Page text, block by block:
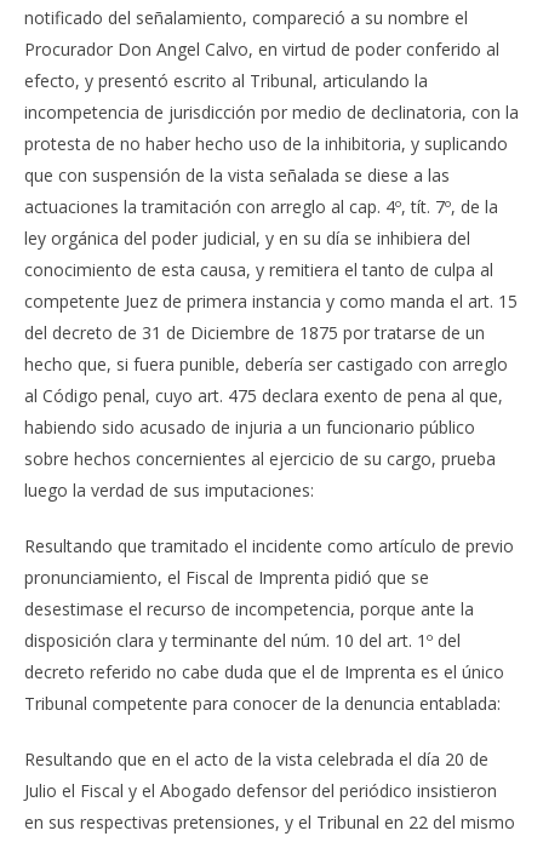
notificado del señalamiento, compareció a su nombre el
Procurador Don Angel Calvo, en virtud de poder conferido al
efecto, y presentó escrito al Tribunal, articulando la
incompetencia de jurisdicción por medio de declinatoria, con la
protesta de no haber hecho uso de la inhibitoria, y suplicando
que con suspensión de la vista señalada se diese a las
actuaciones la tramitación con arreglo al cap. 4º, tít. 7º, de la
ley orgánica del poder judicial, y en su día se inhibiera del
conocimiento de esta causa, y remitiera el tanto de culpa al
competente Juez de primera instancia y como manda el art. 15
del decreto de 31 de Diciembre de 1875 por tratarse de un
hecho que, si fuera punible, debería ser castigado con arreglo
al Código penal, cuyo art. 475 declara exento de pena al que,
habiendo sido acusado de injuria a un funcionario público
sobre hechos concernientes al ejercicio de su cargo, prueba
luego la verdad de sus imputaciones:
Resultando que tramitado el incidente como artículo de previo
pronunciamiento, el Fiscal de Imprenta pidió que se
desestimase el recurso de incompetencia, porque ante la
disposición clara y terminante del núm. 10 del art. 1º del
decreto referido no cabe duda que el de Imprenta es el único
Tribunal competente para conocer de la denuncia entablada:
Resultando que en el acto de la vista celebrada el día 20 de
Julio el Fiscal y el Abogado defensor del periódico insistieron
en sus respectivas pretensiones, y el Tribunal en 22 del mismo